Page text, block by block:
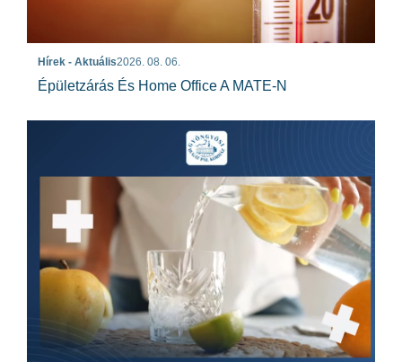
Hírek - Aktuális2026. 08. 06.
Épületzárás És Home Office A MATE-N